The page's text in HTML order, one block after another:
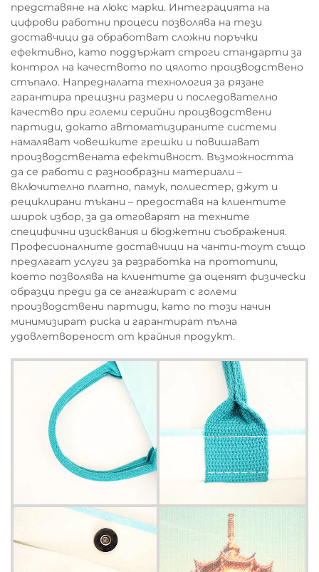
представяне на люкс марки. Интеграцията на
цифрови работни процеси позволява на тези
доставчици да обработват сложни поръчки
ефективно, като поддържат строги стандарти за
контрол на качеството по цялото производствено
стъпало. Напредналата технология за рязане
гарантира прецизни размери и последователно
качество при големи серийни производствени
партиди, докато автоматизираните системи
намаляват човешките грешки и повишават
производствената ефективност. Възможността
да се работи с разнообразни материали –
включително платно, памук, полиестер, джут и
рециклирани тъкани – предоставя на клиентите
широк избор, за да отговарят на техните
специфични изисквания и бюджетни съображения.
Професионалните доставчици на чанти-тоут също
предлагат услуги за разработка на прототипи,
което позволява на клиентите да оценят физически
образци преди да се ангажират с големи
производствени партиди, като по този начин
минимизират риска и гарантират пълна
удовлетвореност от крайния продукт.